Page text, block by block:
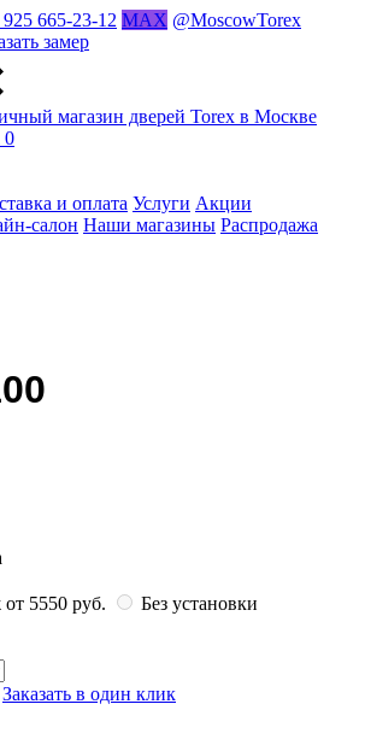
665-23-12 MAX @MoscowTorex
замер
магазин дверей Torex в Москве
0
и оплата Услуги Акции
салон Наши магазины Распродажа
от 5550 руб.
Без установки
Заказать в один клик